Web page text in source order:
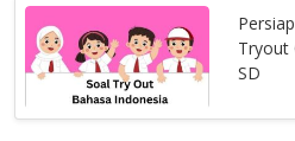
Tryout
SD